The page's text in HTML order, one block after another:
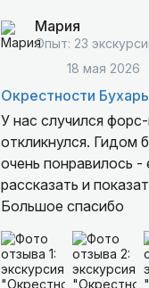
Мария
Опыт: 23
18 мая 2026
Окрестности
У нас случился
откликнулся. Гидом
очень понравилось
рассказать и
Большое спасибо